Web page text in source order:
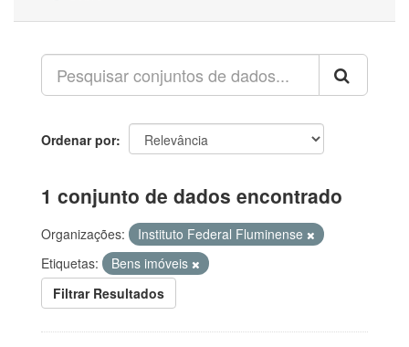
Ordenar por
1 conjunto de dados encontrado
Organizações:
Instituto Federal Fluminense
Etiquetas:
Bens imóveis
Filtrar Resultados